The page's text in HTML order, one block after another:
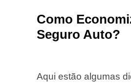
Como
Seguro Auto?
Aqui estão algumas